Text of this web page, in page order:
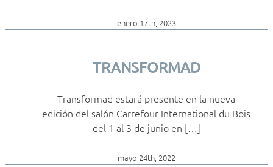
enero 17th, 2023
TRANSFORMAD
Transformad estará presente en la nueva
edición del salón Carrefour International du Bois
del 1 al 3 de junio en […]
mayo 24th, 2022